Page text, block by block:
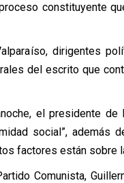
constituyente
dirigentes
del escrito que
el presidente de
social”, además
factores están sobre
Comunista,